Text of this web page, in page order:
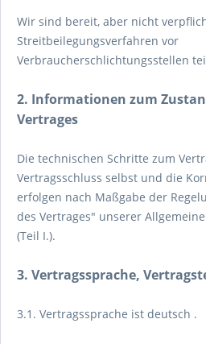
Wir sind bereit, aber nicht
Streitbeilegungsverfahren vor
Verbraucherschlichtungsstellen
2. Informationen zum
Vertrages
Die technischen Schritte zum
Vertragsschluss selbst und die
erfolgen nach Maßgabe der
des Vertrages" unserer
(Teil I.).
3. Vertragssprache,
3.1. Vertragssprache ist deutsch .